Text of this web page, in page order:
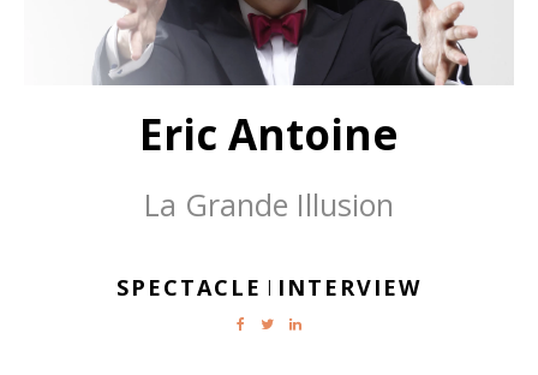
Eric Antoine
La Grande Illusion
SPECTACLE | INTERVIEW